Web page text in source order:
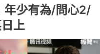
年少有為/問心2/
上